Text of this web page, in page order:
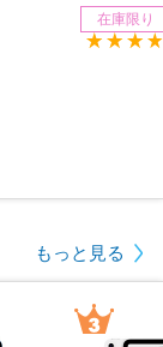
/メ
在庫限り
もっと見る